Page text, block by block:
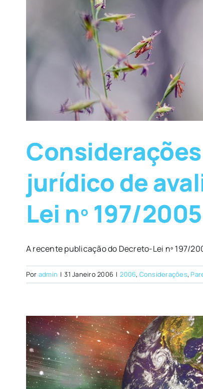
jurídico de
Lei nº 197/
A recente publicação do Decreto-Lei nº 197/
Por admin | 31 Janeiro 2006 | 2006, Considerações,